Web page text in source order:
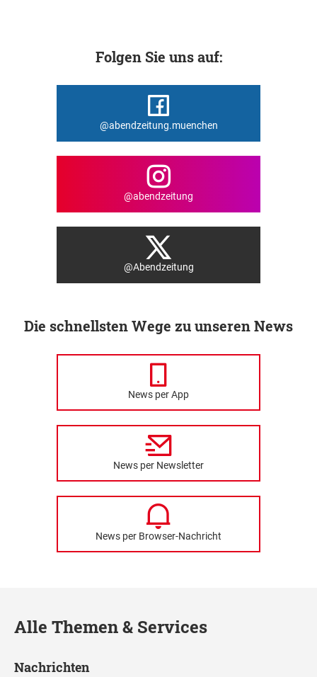
Folgen Sie uns auf:
@abendzeitung.muenchen
@abendzeitung
@Abendzeitung
Die schnellsten Wege zu unseren News
News per App
News per Newsletter
News per Browser-Nachricht
Alle Themen & Services
Nachrichten